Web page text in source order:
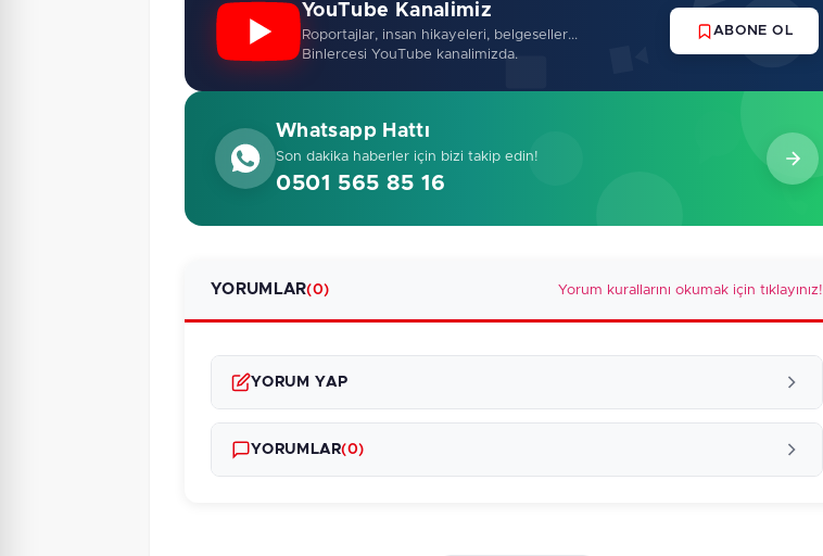
YouTube Kanalimiz
Roportajlar, insan hikayeleri, belgeseller...
Binlercesi YouTube kanalimizda.
ABONE OL
Whatsapp Hattı
Son dakika haberler için bizi takip edin!
0501 565 85 16
YORUMLAR(0) Yorum kurallarını okumak için tıklayınız!
YORUM YAP
YORUMLAR(0)